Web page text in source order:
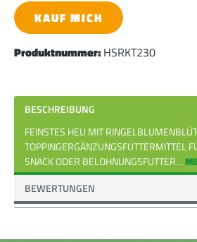
KAUF MICH
Produktnummer:HSRKT230
BESCHREIBUNG
FEINSTES HEU MIT
TOPPINGERGÄNZUNGSFUTTERMITTEL
SNACK ODER BELOHNUNGSFUTTER…
BEWERTUNGEN